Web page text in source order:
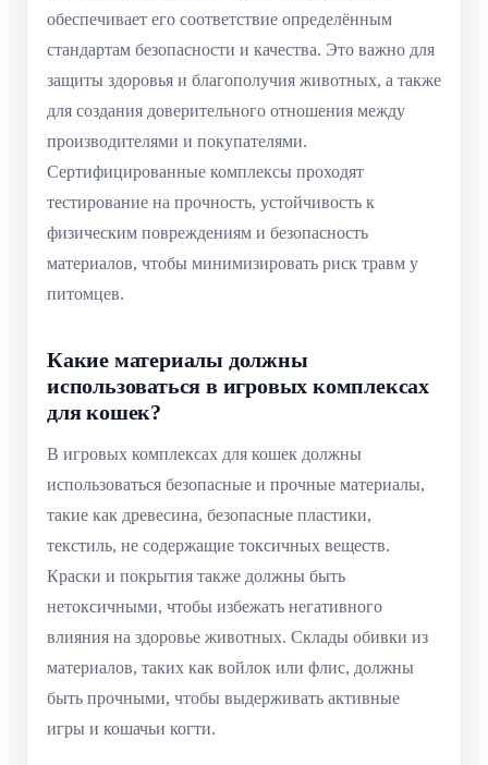
обеспечивает его соответствие определённым
стандартам безопасности и качества. Это важно для
защиты здоровья и благополучия животных, а также
для создания доверительного отношения между
производителями и покупателями.
Сертифицированные комплексы проходят
тестирование на прочность, устойчивость к
физическим повреждениям и безопасность
материалов, чтобы минимизировать риск травм у
питомцев.
Какие материалы должны
использоваться в игровых комплексах
для кошек?
В игровых комплексах для кошек должны
использоваться безопасные и прочные материалы,
такие как древесина, безопасные пластики,
текстиль, не содержащие токсичных веществ.
Краски и покрытия также должны быть
нетоксичными, чтобы избежать негативного
влияния на здоровье животных. Склады обивки из
материалов, таких как войлок или флис, должны
быть прочными, чтобы выдерживать активные
игры и кошачьи когти.